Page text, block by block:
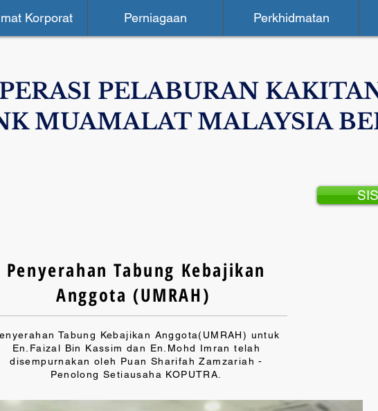
Korporat Perniagaan Perkhidmatan
PELABURAN
MUAMALAT MALAYSIA
Penyerahan Tabung Kebajikan
Anggota (UMRAH)
Tabung Kebajikan Anggota(UMRAH) untuk
En.Faizal Bin Kassim dan En.Mohd Imran telah
disempurnakan oleh Puan Sharifah Zamzariah -
Penolong Setiausaha KOPUTRA.